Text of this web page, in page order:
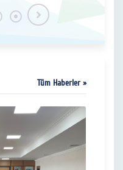
Tüm Haberler »